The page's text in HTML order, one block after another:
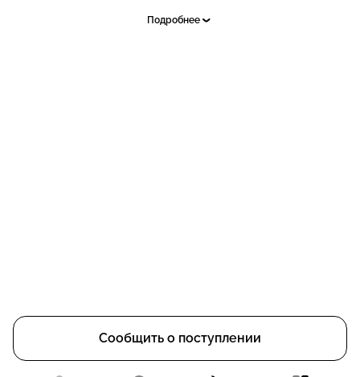
Подробнее
Сообщить о поступлении